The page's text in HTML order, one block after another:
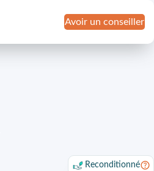
Avoir un conseiller
Reconditionné